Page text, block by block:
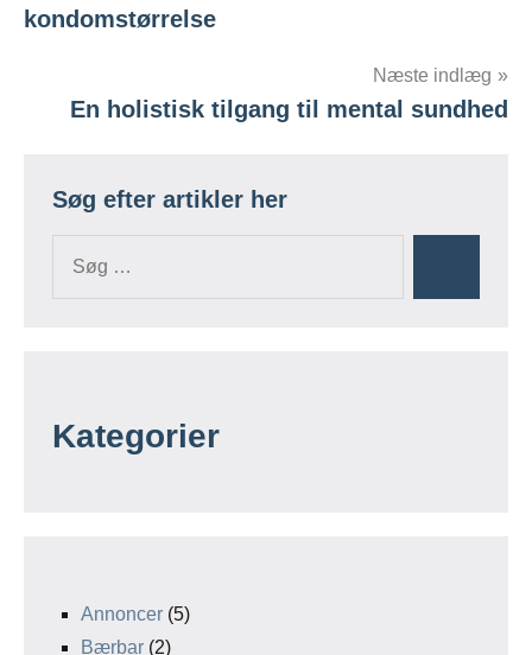
kondomstørrelse
Næste indlæg
En holistisk tilgang til mental sundhed
Søg efter artikler her
Kategorier
Annoncer (5)
Bærbar (2)